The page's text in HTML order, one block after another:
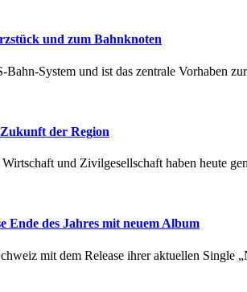
und zum Bahnknoten
System und ist das zentrale Vorhaben
der Region
und Zivilgesellschaft haben heute
Ende des Jahres mit neuem Album
mit dem Release ihrer aktuellen